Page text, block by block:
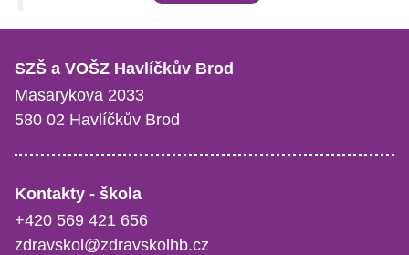
SZŠ a VOŠZ Havlíčkův Brod
Masarykova 2033
580 02 Havlíčkův Brod
Kontakty - škola
+420 569 421 656
zdravskol@zdravskolhb.cz